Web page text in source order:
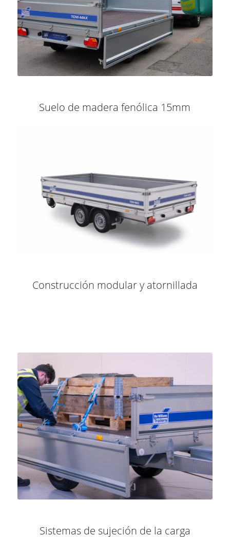
Suelo de madera fenólica 15mm
Construcción modular y atornillada
Sistemas de sujeción de la carga